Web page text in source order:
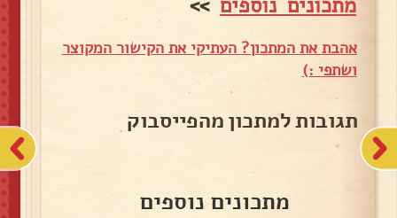
אהבת את המתכון? העתיקי את הקישור המקוצר
ושתפי :)
תגובות למתכון מהפייסבוק
מתכונים נוספים